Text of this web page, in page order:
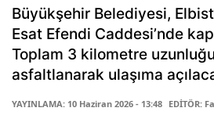
Büyükşehir Belediyesi,
Esat Efendi Caddesi’nde
Toplam 3 kilometre
asfaltlanarak ulaşıma
YAYINLAMA: 10 Haziran 2026 - 13:48 EDİTÖR: